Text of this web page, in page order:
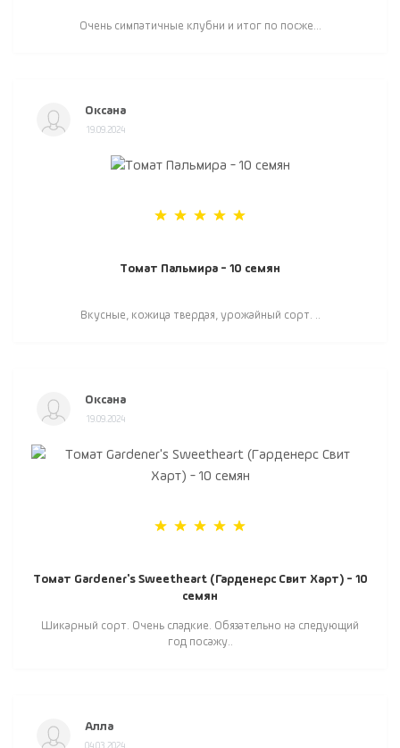
Очень симпатичные клубни и итог по посже...
Оксана
19.09.2024
Томат Пальмира - 10 семян
Вкусные, кожица твердая, урожайный сорт. ..
Оксана
19.09.2024
Томат Gardener's Sweetheart (Гарденерс Свит Харт) - 10
семян
Шикарный сорт. Очень сладкие. Обязательно на следующий
год посажу..
Алла